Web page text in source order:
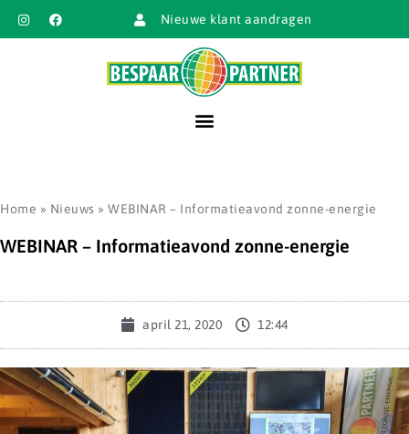
Nieuwe klant aandragen
Home » Nieuws » WEBINAR – Informatieavond zonne-energie
WEBINAR – Informatieavond zonne-energie
april 21, 2020 12:44